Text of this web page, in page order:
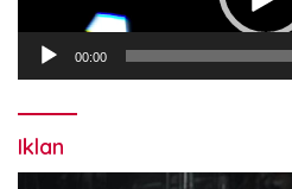
00:00
Iklan